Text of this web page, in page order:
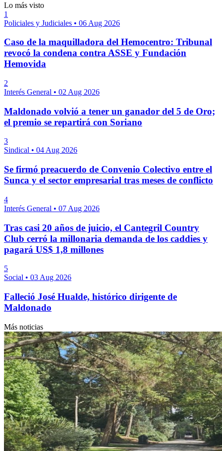
Lo más visto
1
Policiales y Judiciales • 06 Aug 2026
Caso de la maquilladora del Hemocentro: Tribunal
revocó la condena contra ASSE y Fundación
Hemovida
2
Interés General • 02 Aug 2026
Maldonado volvió a tener un ganador del 5 de Oro;
el premio se repartirá con Soriano
3
Sindical • 04 Aug 2026
Se firmó preacuerdo de Convenio Colectivo entre el
Sunca y el sector empresarial tras meses de conflicto
4
Interés General • 07 Aug 2026
Tras casi 20 años de juicio, el Cantegril Country
Club cerró la millonaria demanda de los caddies y
pagará US$ 1,8 millones
5
Social • 03 Aug 2026
Falleció José Hualde, histórico dirigente de
Maldonado
Más noticias